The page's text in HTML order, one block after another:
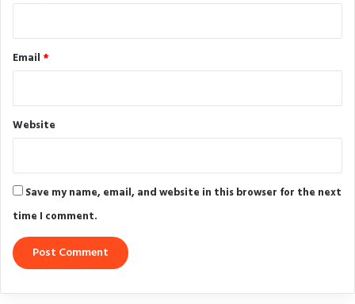
Email *
Website
Save my name, email, and website in this browser for the next
time I comment.